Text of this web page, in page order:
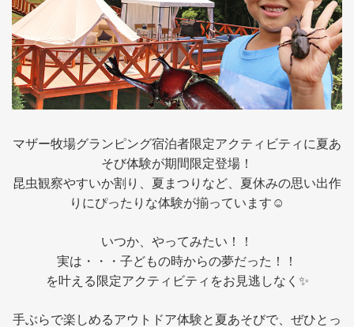
マザー牧場グランピング宿泊者限定アクティビティに夏あ
そび体験が期間限定登場！
昆虫観察やすいか割り、夏まつりなど、夏休みの思い出作
りにぴったりな体験が揃っています☺
いつか、やってみたい！！
実は・・・子どもの時からの夢だった！！
を叶える限定アクティビティをお見逃しなく✨
手ぶらで楽しめるアウトドア体験と夏あそびで、ぜひとっ